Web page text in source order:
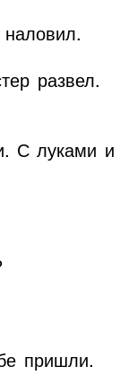
развел.
С луками и
пришли.